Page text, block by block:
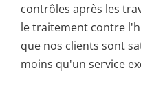
contrôles après les
le traitement contre
que nos clients sont
moins qu'un service